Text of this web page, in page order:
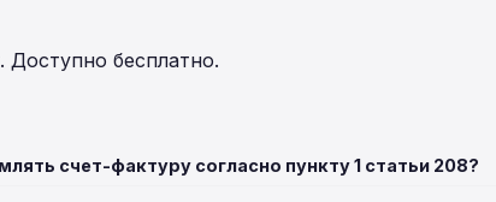
бесплатно.
счет-фактуру согласно пункту 1 статьи 208?